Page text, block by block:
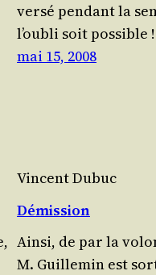
ver­sé pen­dant la
l’ou­bli soit pos­sible
mai 15, 2008
Vincent Dubuc
Démission
Ain­si, de par la
M. Guille­min est